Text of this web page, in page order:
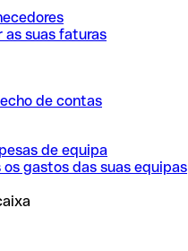
as suas faturas
de contas
de equipa
gastos das suas equipas